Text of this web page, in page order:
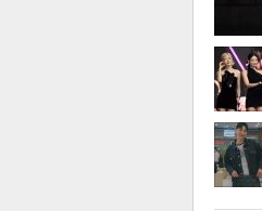
기최신뉴스